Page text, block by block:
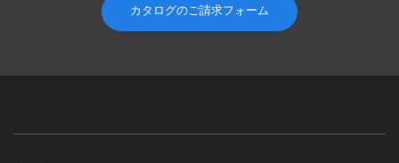
カタログのご請求フォーム